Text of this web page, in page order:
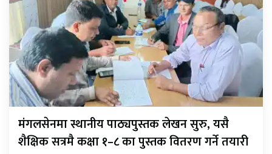
मंगलसेनमा स्थानीय पाठ्यपुस्तक लेखन सुरु, यसै
शैक्षिक सत्रमै कक्षा १–८ का पुस्तक वितरण गर्ने तयारी